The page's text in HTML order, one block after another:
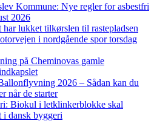
Kommune: Nye regler for asbestfri
2026
har lukket tilkørslen til rastepladsen
i nordgående spor torsdag
på Cheminovas gamle
2026 – Sådan kan du
når de starter
Biokul i letklinkerblokke skal
i dansk byggeri